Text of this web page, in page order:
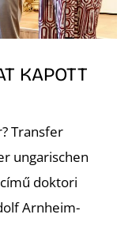
KAPOTT
Transfer
ungarischen
doktori
Arnheim-